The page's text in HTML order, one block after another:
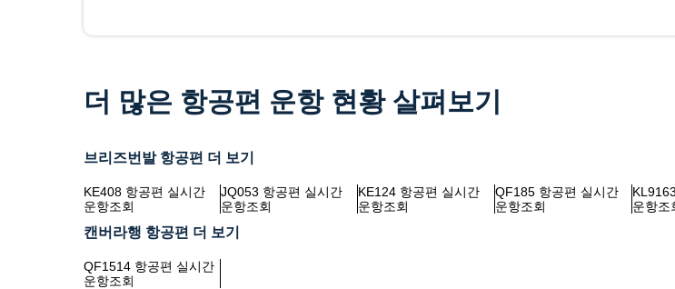
더 많은 항공편 운항 현황 살펴보기
브리즈번발 항공편 더 보기
KE408 항공편 실시간
운항조회
JQ053 항공편 실시간
운항조회
KE124 항공편 실시간
운항조회
QF185 항공편 실시간
운항조회
운항조
캔버라행 항공편 더 보기
QF1514 항공편 실시간
운항조회